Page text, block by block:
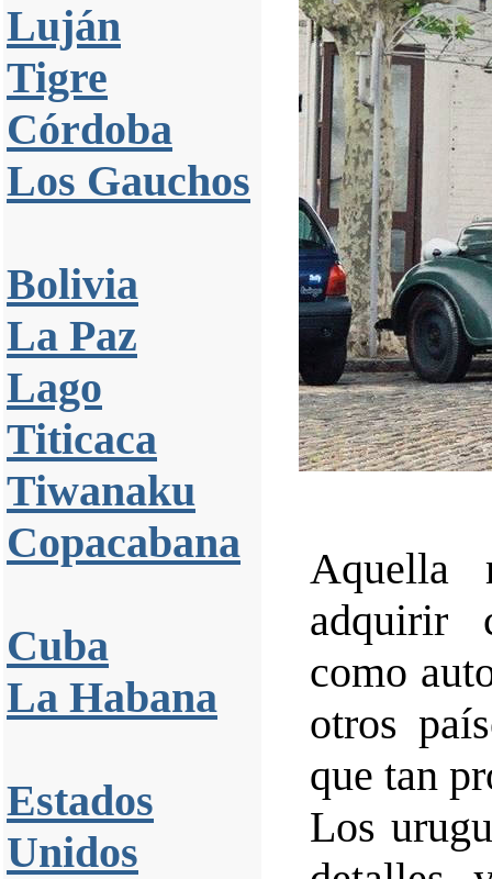
Luján
Tigre
Córdoba
Los Gauchos
Bolivia
La Paz
Lago
Titicaca
Tiwanaku
Copacabana
Cuba
La Habana
Estados
Unidos
Aquella
adquirir
como
otros
que tan
Los